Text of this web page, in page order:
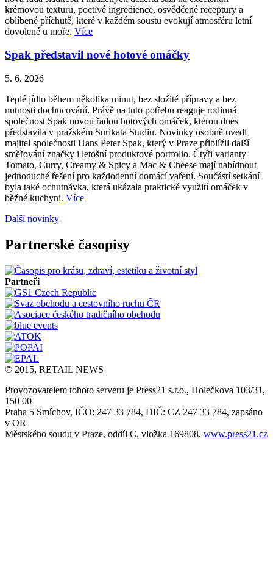
krémovou texturu, poctivé ingredience, osvědčené receptury a
oblíbené příchutě, které v každém soustu evokují atmosféru letní
dovolené u moře. Více
Spak představil nové hotové omáčky
5. 6. 2026
Teplé jídlo během několika minut, bez složité přípravy a bez
nutnosti dochucování. Právě na tuto potřebu reaguje rodinná
společnost Spak novou řadou hotových omáček, kterou dnes
představila v pražském Surikata Studiu. Novinky osobně uvedl
majitel společnosti Hans Peter Spak, který v Praze přiblížil další
směřování značky i letošní produktové portfolio. Čtyři varianty
Tomato, Curry, Creamy & Spicy a Mac & Cheese mají nabídnout
jednoduché řešení pro každodenní domácí vaření. Součástí setkání
byla také ochutnávka, která ukázala praktické využití omáček v
běžné kuchyni. Více
Další novinky
Partnerské časopisy
Partneři
© 2015, RETAIL NEWS
Provozovatelem tohoto serveru je Press21 s.r.o., Holečkova 103/31,
150 00
Praha 5 Smíchov, IČO: 247 33 784, DIČ: CZ 247 33 784, zapsáno
v OR
Městského soudu v Praze, oddíl C, vložka 169808, www.press21.cz